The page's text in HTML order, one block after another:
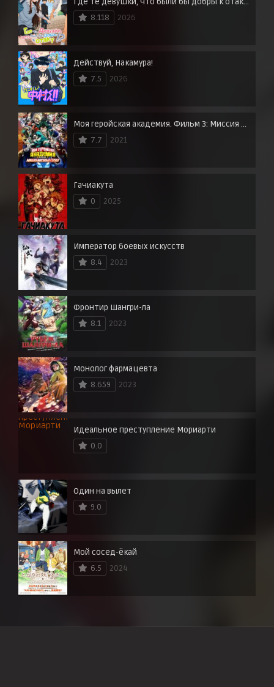
8.118
2026
Действуй, Накамура!
7.5
2026
Моя геройская академия. Фильм 3: Миссия мировых героев
7.7
2021
Гачиакута
0
2025
Император боевых искусств
8.4
2023
Фронтир Шангри-ла
8.1
2023
Монолог фармацевта
8.659
2023
Идеальное преступление Мориарти
0.0
Один на вылет
9.0
Мой сосед-ёкай
6.5
2024